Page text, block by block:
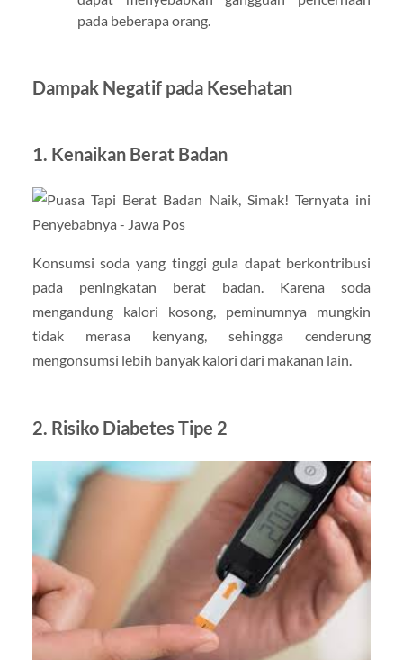
pada beberapa orang.
Dampak Negatif pada Kesehatan
1. Kenaikan Berat Badan
Konsumsi soda yang tinggi gula dapat berkontribusi
pada peningkatan berat badan. Karena soda
mengandung kalori kosong, peminumnya mungkin
tidak merasa kenyang, sehingga cenderung
mengonsumsi lebih banyak kalori dari makanan lain.
2. Risiko Diabetes Tipe 2